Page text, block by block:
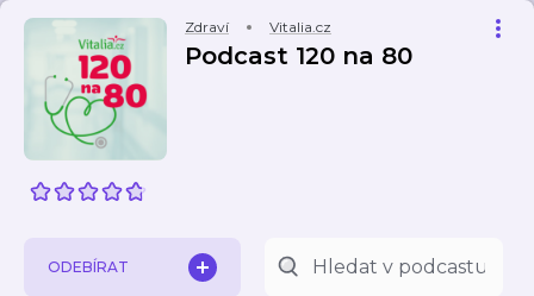
Zdraví Vitalia.cz
Podcast 120 na 80
ODEBÍRAT